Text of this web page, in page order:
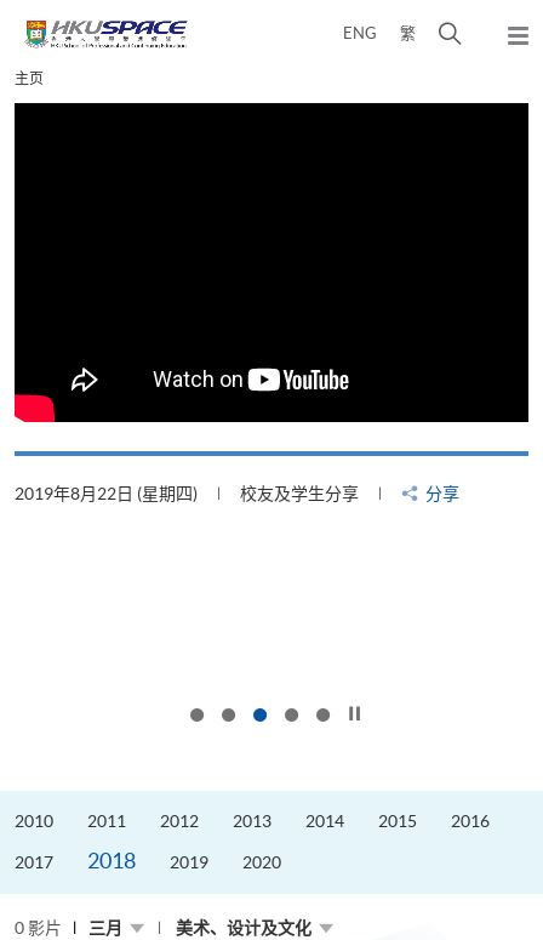
content
ENG 繁
弹
Main
content
主页
2019年8月22日 (星期四) 校友及学生分享 分享
2010 2011 2012 2013 2014 2015 2016
2017 2018 2019 2020
0 影片 三月 美术、设计及文化